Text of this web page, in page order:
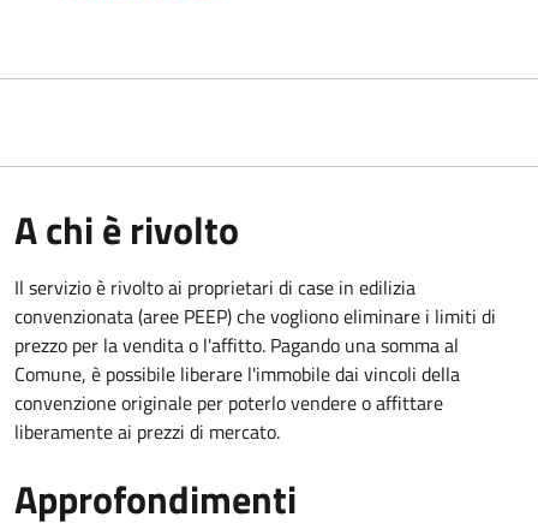
A chi è rivolto
Il servizio è rivolto ai proprietari di case in edilizia
convenzionata (aree PEEP) che vogliono eliminare i limiti di
prezzo per la vendita o l'affitto. Pagando una somma al
Comune, è possibile liberare l'immobile dai vincoli della
convenzione originale per poterlo vendere o affittare
liberamente ai prezzi di mercato.
Approfondimenti